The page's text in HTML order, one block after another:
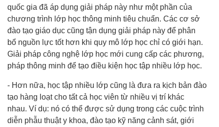
quốc gia đã áp dụng giải pháp này như một phần của
chương trình lớp học thông minh tiêu chuẩn. Các cơ sở
đào tạo giáo dục cũng tận dụng giải pháp này để phân
bổ nguồn lực tốt hơn khi quy mô lớp học chỉ có giới hạn.
Giải pháp công nghệ lớp học mới cung cấp các phương,
pháp thông minh để tạo điều kiện học tập nhiều lớp học.
- Hơn nữa, học tập nhiều lớp cũng là đưa ra kịch bản đào
tạo hàng loạt cho tất cả học viên từ nhiều vị trí khác
nhau. Ví dụ: nó có thể được sử dụng trong các cuộc trình
diễn phẫu thuật y khoa, đào tạo kỹ năng cảnh sát, giới